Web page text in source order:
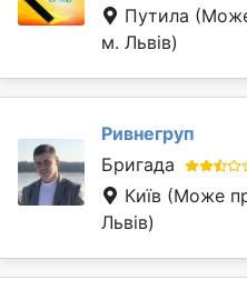
Путила
м. Львів)
Ривнегруп
Бригада
Київ (Може
Львів)